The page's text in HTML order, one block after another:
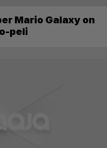
Mario Galaxy on
peli